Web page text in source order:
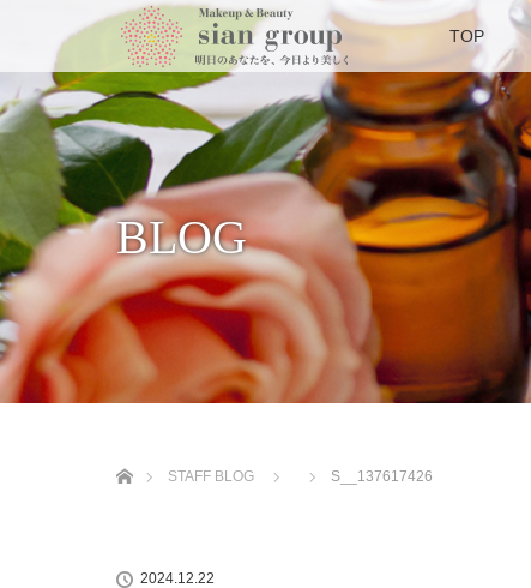
TOP
BLOG
STAFF BLOG
S__137617426
2024.12.22